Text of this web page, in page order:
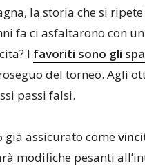
la storia che si
fa ci asfaltarono con
I favoriti sono gli
del torneo. Agli
passi falsi.
assicurato come
modifiche pesanti